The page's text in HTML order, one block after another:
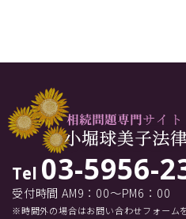
Tel 03-5956-
受付時間 AM9：00～PM6：00
※時間外の場合はお問い合わせフォーム